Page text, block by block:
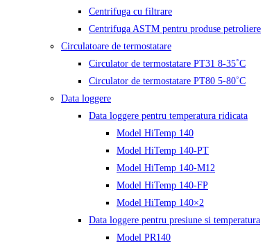
Centrifuga cu filtrare
Centrifuga ASTM pentru produse petroliere
Circulatoare de termostatare
Circulator de termostatare PT31 8-35˚C
Circulator de termostatare PT80 5-80˚C
Data loggere
Data loggere pentru temperatura ridicata
Model HiTemp 140
Model HiTemp 140-PT
Model HiTemp 140-M12
Model HiTemp 140-FP
Model HiTemp 140×2
Data loggere pentru presiune si temperatura
Model PR140